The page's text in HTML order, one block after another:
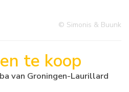
© Simonis & Buunk
te koop
van Groningen-Laurillard